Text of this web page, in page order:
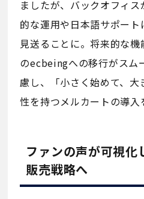
ましたが、バックオフィ
的な運用や日本語サポー
見送ることに。将来的な
のecbeingへの移行がスム
慮し、「小さく始めて、
性を持つメルカートの導入
ファンの声が可視化
販売戦略へ